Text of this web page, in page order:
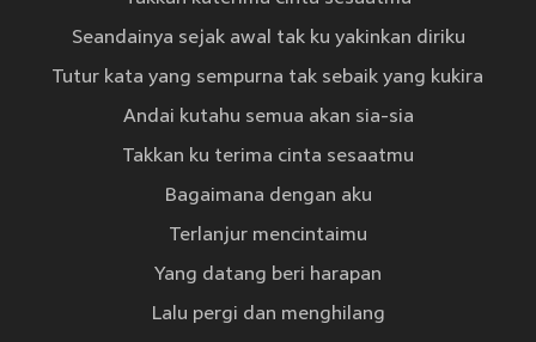
Seandainya sejak awal tak ku yakinkan diriku
Tutur kata yang sempurna tak sebaik yang kukira
Andai kutahu semua akan sia-sia
Takkan ku terima cinta sesaatmu
Bagaimana dengan aku
Terlanjur mencintaimu
Yang datang beri harapan
Lalu pergi dan menghilang